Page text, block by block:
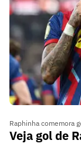
Raphinha comemora
Veja gol de